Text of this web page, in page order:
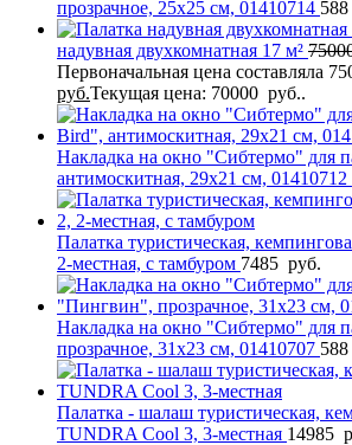
прозрачное, 25х25 см, 01410714 588
надувная двухкомнатная 17 м²
Первоначальная цена составляла
руб.Текущая цена: 70000 руб..
Накладка на окно "Сибтермо" для
антимоскитная, 29х21 см, 01410712
Палатка туристическая,
2-местная, с тамбуром 7485 руб.
Накладка на окно "Сибтермо" для
прозрачное, 31х23 см, 01410707 588
Палатка - шалаш туристическая,
TUNDRA Cool 3, 3-местная 14985